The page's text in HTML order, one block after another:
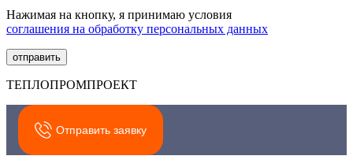
Нажимая на кнопку, я принимаю условия
соглашения на обработку персональных данных
ТЕПЛОПРОМПРОЕКТ
Отправить заявку